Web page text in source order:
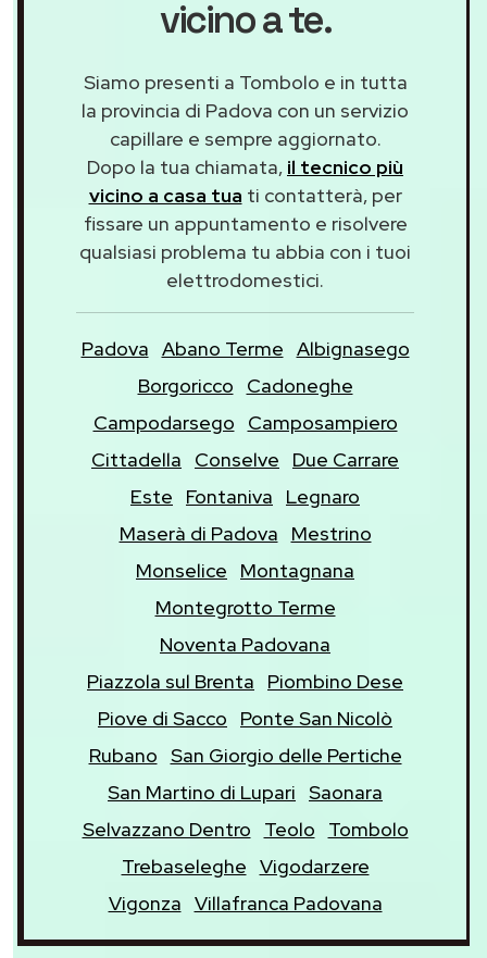
vicino a te.
Siamo presenti a Tombolo e in tutta
la provincia di Padova con un servizio
capillare e sempre aggiornato.
Dopo la tua chiamata, il tecnico più
vicino a casa tua ti contatterà, per
fissare un appuntamento e risolvere
qualsiasi problema tu abbia con i tuoi
elettrodomestici.
Padova Abano Terme Albignasego
Borgoricco
Cadoneghe
Campodarsego
Camposampiero
Cittadella
Conselve
Due Carrare
Este
Fontaniva
Legnaro
Maserà di Padova
Mestrino
Monselice
Montagnana
Montegrotto Terme
Noventa Padovana
Piazzola sul Brenta
Piombino Dese
Piove di Sacco
Ponte San Nicolò
Rubano San Giorgio delle Pertiche
San Martino di Lupari Saonara
Selvazzano Dentro
Teolo
Tombolo
Trebaseleghe Vigodarzere
Vigonza Villafranca Padovana